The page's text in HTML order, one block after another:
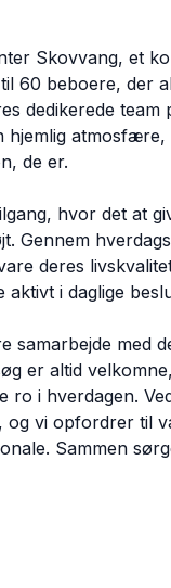
Skovvang, et
60 beboere, der
dedikerede team
hjemlig
de er.
hvor det at
Gennem
deres
aktivt i daglige
med
er altid
ro i hverdagen.
og vi opfordrer til
Sammen